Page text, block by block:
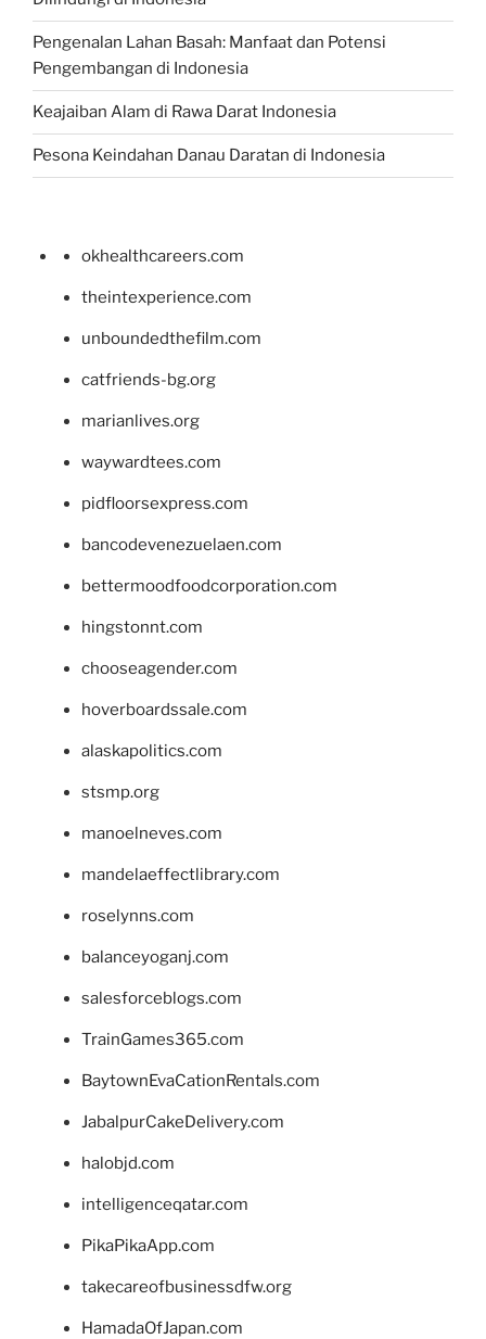
Pengenalan Lahan Basah: Manfaat dan Potensi
Pengembangan di Indonesia
Keajaiban Alam di Rawa Darat Indonesia
Pesona Keindahan Danau Daratan di Indonesia
okhealthcareers.com
theintexperience.com
unboundedthefilm.com
catfriends-bg.org
marianlives.org
waywardtees.com
pidfloorsexpress.com
bancodevenezuelaen.com
bettermoodfoodcorporation.com
hingstonnt.com
chooseagender.com
hoverboardssale.com
alaskapolitics.com
stsmp.org
manoelneves.com
mandelaeffectlibrary.com
roselynns.com
balanceyoganj.com
salesforceblogs.com
TrainGames365.com
BaytownEvaCationRentals.com
JabalpurCakeDelivery.com
halobjd.com
intelligenceqatar.com
PikaPikaApp.com
takecareofbusinessdfw.org
HamadaOfJapan.com